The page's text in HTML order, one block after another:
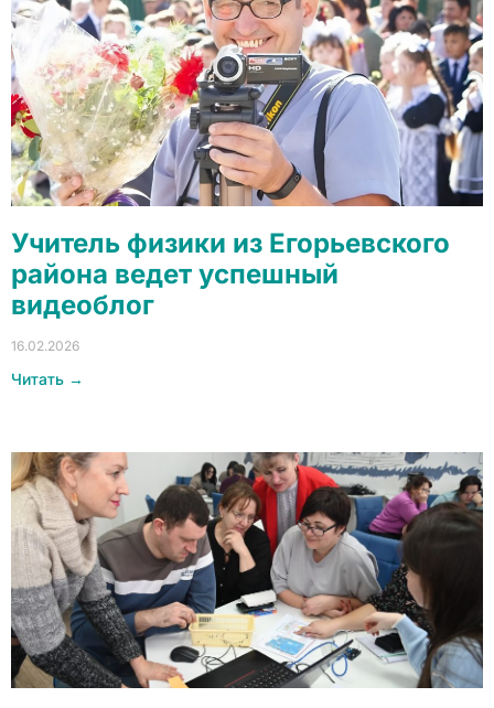
Учитель физики из Егорьевского
района ведет успешный
видеоблог
16.02.2026
Читать →